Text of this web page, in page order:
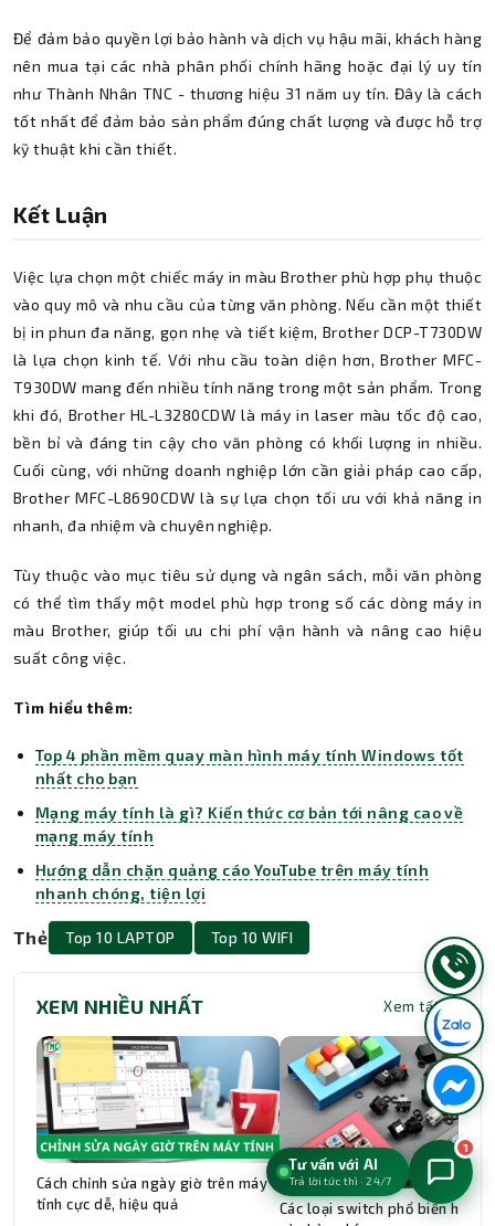
Để đảm bảo quyền lợi bảo hành và dịch vụ hậu mãi, khách hàng
nên mua tại các nhà phân phối chính hãng hoặc đại lý uy tín
như Thành Nhân TNC - thương hiệu 31 năm uy tín. Đây là cách
tốt nhất để đảm bảo sản phẩm đúng chất lượng và được hỗ trợ
kỹ thuật khi cần thiết.
Kết Luận
Việc lựa chọn một chiếc máy in màu Brother phù hợp phụ thuộc
vào quy mô và nhu cầu của từng văn phòng. Nếu cần một thiết
bị in phun đa năng, gọn nhẹ và tiết kiệm, Brother DCP-T730DW
là lựa chọn kinh tế. Với nhu cầu toàn diện hơn, Brother MFC-
T930DW mang đến nhiều tính năng trong một sản phẩm. Trong
khi đó, Brother HL-L3280CDW là máy in laser màu tốc độ cao,
bền bỉ và đáng tin cậy cho văn phòng có khối lượng in nhiều.
Cuối cùng, với những doanh nghiệp lớn cần giải pháp cao cấp,
Brother MFC-L8690CDW là sự lựa chọn tối ưu với khả năng in
nhanh, đa nhiệm và chuyên nghiệp.
Tùy thuộc vào mục tiêu sử dụng và ngân sách, mỗi văn phòng
có thể tìm thấy một model phù hợp trong số các dòng máy in
màu Brother, giúp tối ưu chi phí vận hành và nâng cao hiệu
suất công việc.
Tìm hiểu thêm:
Top 4 phần mềm quay màn hình máy tính Windows tốt
nhất cho bạn
Mạng máy tính là gì? Kiến thức cơ bản tới nâng cao về
mạng máy tính
Hướng dẫn chặn quảng cáo YouTube trên máy tính
nhanh chóng, tiện lợi
Thẻ Top 10 LAPTOP Top 10 WIFI
XEM NHIỀU NHẤT Xem tất cả
Cách chỉnh sửa ngày giờ trên máy
tính cực dễ, hiệu quả
Các loại switch phổ biến hiện
Thành Nhân TNC
Trợ lý AI • Phản hồi tức thì
Tư vấn với AI
Trả lời tức thì · 24/7
1